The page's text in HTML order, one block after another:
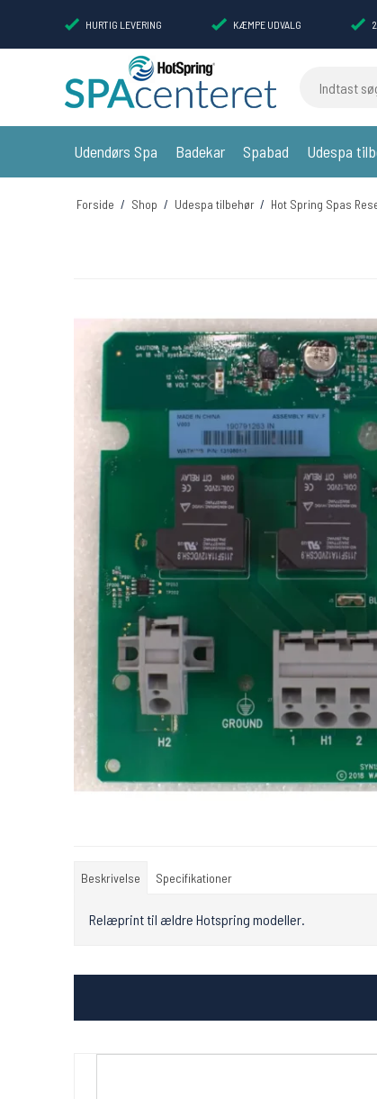
HURTIG LEVERING KÆMPE UDVALG
Udendørs Spa Badekar Spabad Udespa
Forside / Shop / Udespa tilbehør / Hot Spring Spas
Beskrivelse Specifikationer
Relæprint til ældre Hotspring modeller.